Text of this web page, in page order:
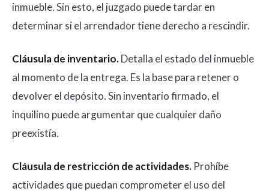
inmueble. Sin esto, el juzgado puede tardar en
determinar si el arrendador tiene derecho a rescindir.
Cláusula de inventario.Detalla el estado del inmueble
al momento de la entrega. Es la base para retener o
devolver el depósito. Sin inventario firmado, el
inquilino puede argumentar que cualquier daño
preexistía.
Cláusula de restricción de actividades. Prohíbe
actividades que puedan comprometer el uso del